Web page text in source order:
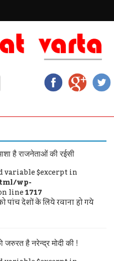
है राजनेताओं की रईसी
variable $excerpt in
wp-
line1717
पांच देशों के लिये रवाना हो गये
जरुरत है नरेन्द्र मोदी की !